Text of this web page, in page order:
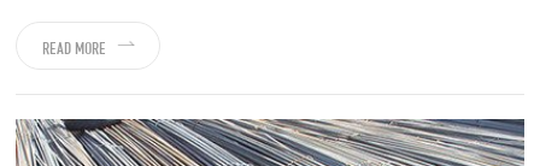
READ MORE